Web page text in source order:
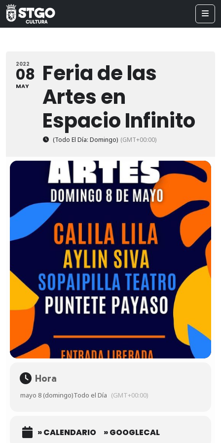
2022
08
MAY
Feria de las
Artes en
Espacio Infinito
(Todo El Día: Domingo) (GMT+00:00)
Hora
mayo 8 (domingo)Todo el Día (GMT+00:00)
» CALENDARIO » GOOGLECAL